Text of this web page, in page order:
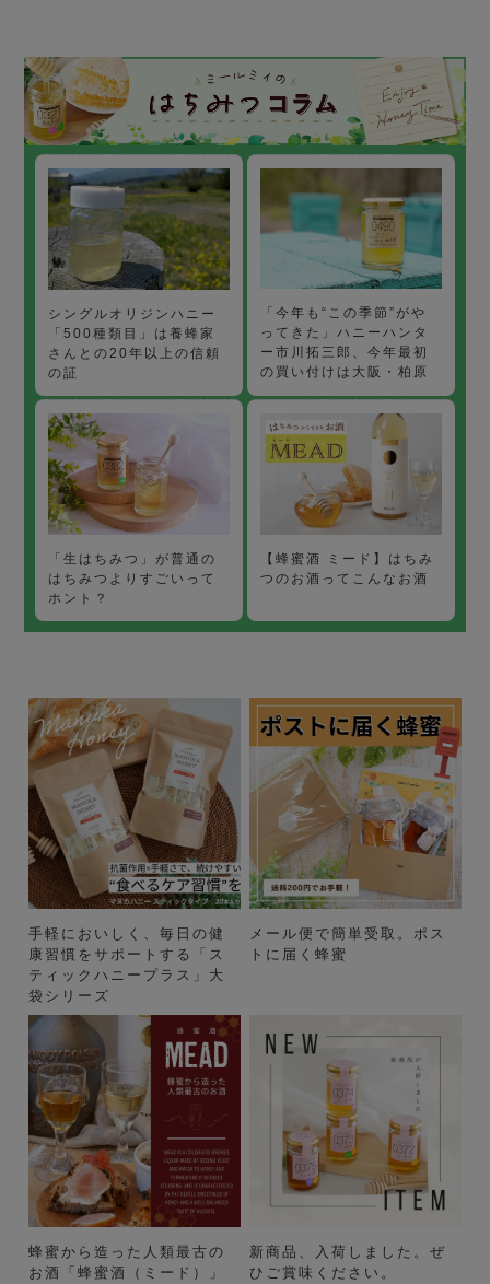
シングルオリジンハニー
「500種類目」は養蜂家
さんとの20年以上の信頼
の証
「今年も“この季節”がや
ってきた」ハニーハンタ
ー市川拓三郎、今年最初
の買い付けは大阪・柏原
「生はちみつ」が普通の
はちみつよりすごいって
ホント？
【蜂蜜酒 ミード】はちみ
つのお酒ってこんなお酒
手軽においしく、毎日の健
康習慣をサポートする「ス
ティックハニープラス」大
袋シリーズ
メール便で簡単受取。ポス
トに届く蜂蜜
蜂蜜から造った人類最古の
お酒「蜂蜜酒（ミード）」
新商品、入荷しました。ぜ
ひご賞味ください。